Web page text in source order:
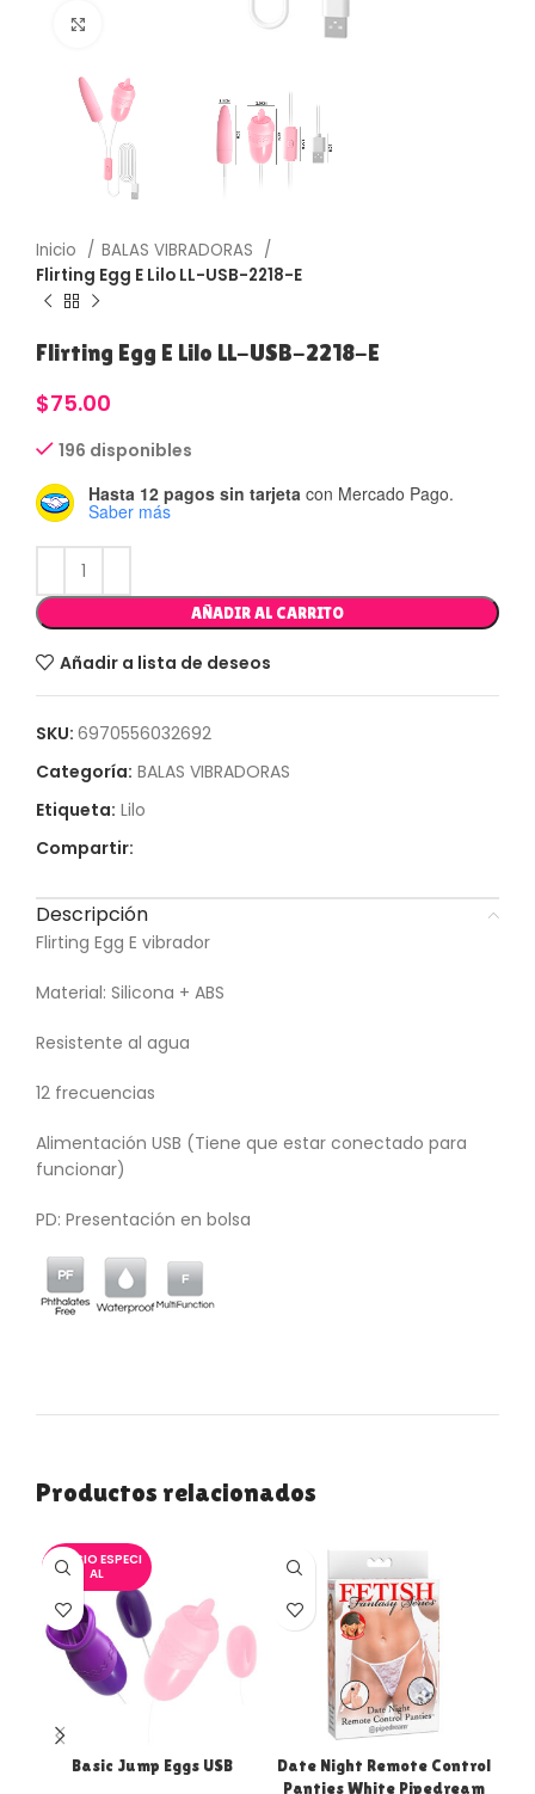
Haga Click para agrandar
Inicio
BALAS VIBRADORAS
Flirting Egg E Lilo LL-USB-2218-E
Flirting Egg E Lilo LL-USB-2218-E
$75.00
196 disponibles
Hasta 12 pagos sin tarjeta con Mercado Pago.
Saber más
AÑADIR AL CARRITO
Añadir a lista de deseos
SKU: 6970556032692
Categoría: BALAS VIBRADORAS
Etiqueta: Lilo
Compartir:
Descripción
Flirting Egg E vibrador
Material: Silicona + ABS
Resistente al agua
12 frecuencias
Alimentación USB (Tiene que estar conectado para
funcionar)
PD: Presentación en bolsa
Productos relacionados
PRECIO ESPECI
AL
Basic Jump Eggs USB
Date Night Remote Control
Panties White Pipedream